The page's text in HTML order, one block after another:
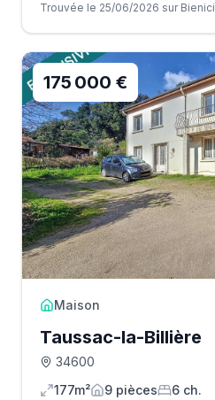
Trouvée le 25/06/2026 sur Bienici
175 000 €
Maison
Taussac-la-Billière
34600
177m²
9 pièces 6 ch.